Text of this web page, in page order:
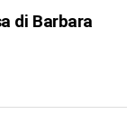
di Barbara